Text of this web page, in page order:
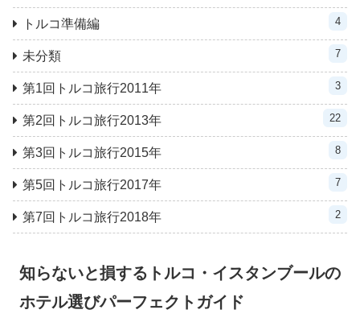
トルコ準備編 4
未分類 7
第1回トルコ旅行2011年 3
第2回トルコ旅行2013年 22
第3回トルコ旅行2015年 8
第5回トルコ旅行2017年 7
第7回トルコ旅行2018年 2
知らないと損するトルコ・イスタンブールの
ホテル選びパーフェクトガイド